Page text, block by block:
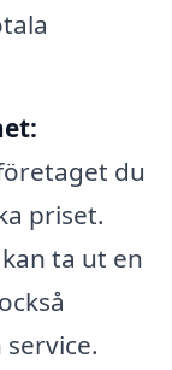
du
priset.
ta ut en